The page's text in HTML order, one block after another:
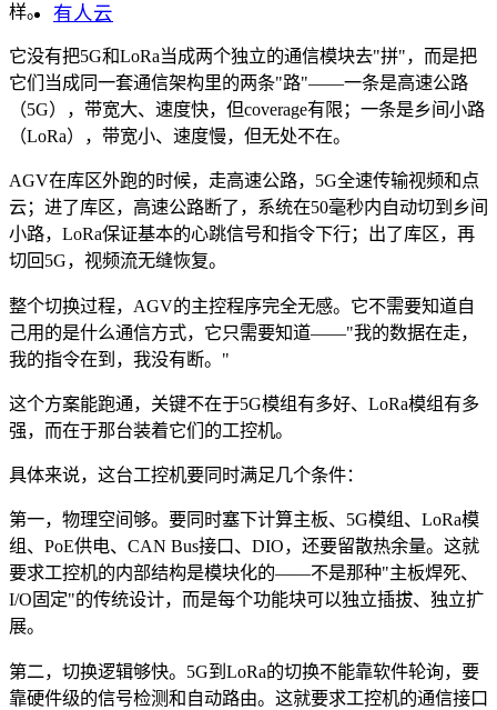
有人云
样。
它没有把5G和LoRa当成两个独立的通信模块去"拼"，而是把
它们当成同一套通信架构里的两条"路"——一条是高速公路
（5G），带宽大、速度快，但coverage有限；一条是乡间小路
（LoRa），带宽小、速度慢，但无处不在。
AGV在库区外跑的时候，走高速公路，5G全速传输视频和点
云；进了库区，高速公路断了，系统在50毫秒内自动切到乡间
小路，LoRa保证基本的心跳信号和指令下行；出了库区，再
切回5G，视频流无缝恢复。
整个切换过程，AGV的主控程序完全无感。它不需要知道自
己用的是什么通信方式，它只需要知道——"我的数据在走，
我的指令在到，我没有断。"
这个方案能跑通，关键不在于5G模组有多好、LoRa模组有多
强，而在于那台装着它们的工控机。
具体来说，这台工控机要同时满足几个条件：
第一，物理空间够。要同时塞下计算主板、5G模组、LoRa模
组、PoE供电、CAN Bus接口、DIO，还要留散热余量。这就
要求工控机的内部结构是模块化的——不是那种"主板焊死、
I/O固定"的传统设计，而是每个功能块可以独立插拔、独立扩
展。
第二，切换逻辑够快。5G到LoRa的切换不能靠软件轮询，要
靠硬件级的信号检测和自动路由。这就要求工控机的通信接口